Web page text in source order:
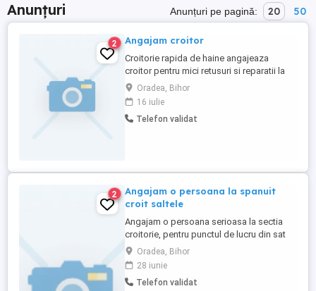
Anunțuri Anunțuri pe pagină: 20 50
2 Angajam croitor
Croitorie rapida de haine angajeaza
croitor pentru mici retusuri si reparatii la
imbracaminte. Pentru mai multe detalii ne
puteti contacta la telefon:
Oradea, Bihor
16 iulie
Telefon validat
2
Angajam o persoana la spanuit
croit saltele
Angajam o persoana serioasa la sectia
croitorie, pentru punctul de lucru din sat
Alparea, comuna Osorhei, judetul Bihor.
Necesita efort fizic. Ce dorim de la tine?! -
sa stii sa spanuiesti si sa croiesti - sa stii
sa ambalezi - sa fii atent la detalii - sa fii o
Oradea, Bihor
28 iunie
Telefon validat